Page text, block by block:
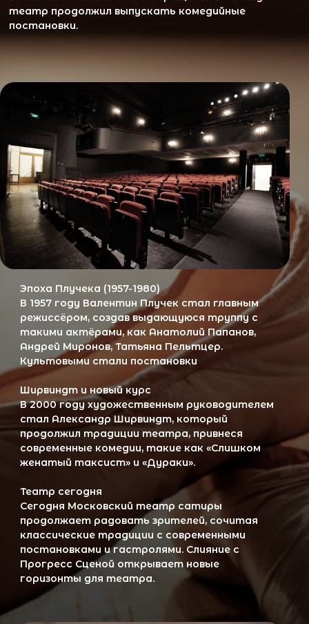
Ширвиндт и новый курс
В 2000 году художественным руководителем
Сегодня Московский театр сатиры
продолжает радовать зрителей, сочитая
классические традиции с современными
постановками и гастролями. Слияние с
Прогресс Сценой открывает новые
горизонты для театра.